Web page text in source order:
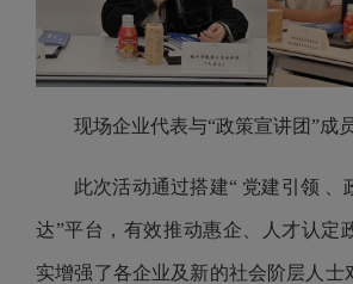
现场企业代表与“政策宣讲团”成
此次活动通过搭建“ 党建引领 、
达”平台，有效推动惠企、人才认定
实增强了各企业及新的社会阶层人士